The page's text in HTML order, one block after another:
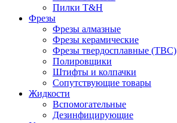
Пилки T&H
Фрезы
Фрезы алмазные
Фрезы керамические
Фрезы твердосплавные (ТВС)
Полировщики
Штифты и колпачки
Сопутствующие товары
Жидкости
Вспомогательные
Дезинфицирующие